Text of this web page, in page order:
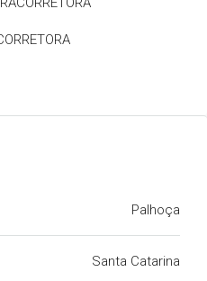
Palhoça
Santa Catarina